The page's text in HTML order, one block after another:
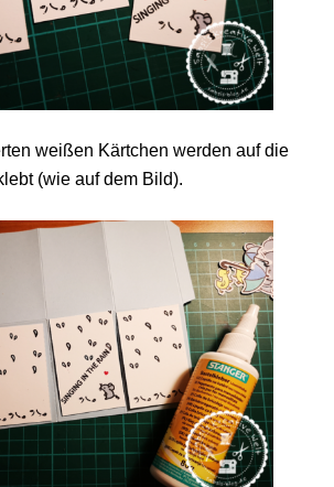
weißen Kärtchen werden auf die
(wie auf dem Bild).